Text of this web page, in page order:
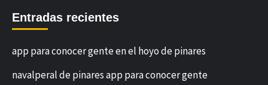
Entradas recientes
app para conocer gente en el hoyo de pinares
navalperal de pinares app para conocer gente